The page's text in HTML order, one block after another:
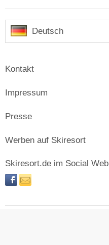
Deutsch
Kontakt
Impressum
Presse
Werben auf Skiresort
Skiresort.de im Social Web
facebooknewsletter